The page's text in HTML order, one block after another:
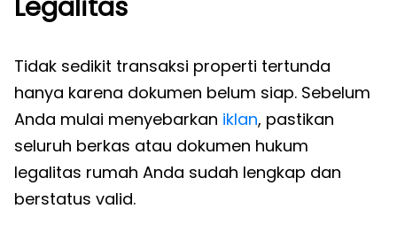
Legalitas
Tidak sedikit transaksi properti tertunda
hanya karena dokumen belum siap. Sebelum
Anda mulai menyebarkan iklan, pastikan
seluruh berkas atau dokumen hukum
legalitas rumah Anda sudah lengkap dan
berstatus valid.